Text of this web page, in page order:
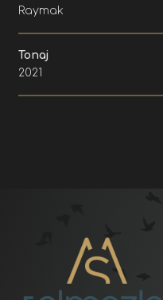
Raymak
Tonaj
2021